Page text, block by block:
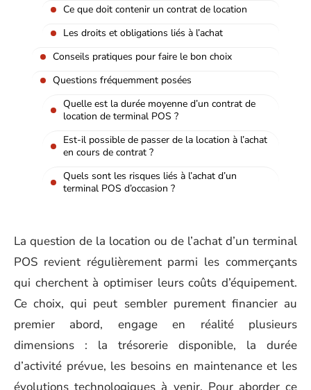
Ce que doit contenir un contrat de location
Les droits et obligations liés à l’achat
Conseils pratiques pour faire le bon choix
Questions fréquemment posées
Quelle est la durée moyenne d’un contrat de
location de terminal POS ?
Est-il possible de passer de la location à l’achat
en cours de contrat ?
Quels sont les risques liés à l’achat d’un
terminal POS d’occasion ?
La question de la location ou de l’achat d’un terminal
POS revient régulièrement parmi les commerçants
qui cherchent à optimiser leurs coûts d’équipement.
Ce choix, qui peut sembler purement financier au
premier abord, engage en réalité plusieurs
dimensions : la trésorerie disponible, la durée
d’activité prévue, les besoins en maintenance et les